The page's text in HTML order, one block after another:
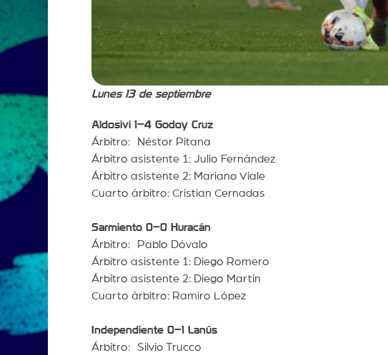
Lunes 13 de septiembre
Aldosivi 1–4 Godoy Cruz
Árbitro: Néstor Pitana
Árbitro asistente 1: Julio Fernández
Árbitro asistente 2: Mariano Viale
Cuarto árbitro: Cristian Cernadas
Sarmiento 0–0 Huracán
Árbitro: Pablo Dóvalo
Árbitro asistente 1: Diego Romero
Árbitro asistente 2: Diego Martín
Cuarto árbitro: Ramiro López
Independiente 0–1 Lanús
Árbitro: Silvio Trucco